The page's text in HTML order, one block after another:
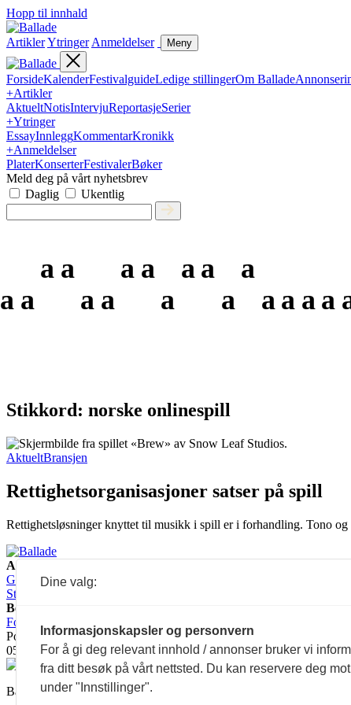
Hopp til innhald
ArtiklerYtringer Anmeldelser Meny
ForsideKalenderFestivalguideLedige stillingerOm Ballade
+Artikler
AktueltNotisIntervjuReportasjeSerier
+Ytringer
EssayInnleggKommentarKronikk
+Anmeldelser
PlaterKonserterFestivalerBøker
Meld deg på vårt nyhetsbrev
Daglig
Ukentlig
a
a a
a a
a
a
a a
a
a
a
a a
Stikkord: norske onlinespill
AktueltBransjen
Rettighetsorganisasjoner satser på spill
Rettighetsløsninger knyttet til musikk i spill er i forhandling. Tono
Ansvarlig redaktør:
Guro Kleveland Annonseansvarlig:
Sture Bjørseth
Besøksadresse:
Fossveien 24, 0551 Oslo
Postboks 2073 Grünerløkka,
0505 Oslo
Ballade mottar tilskudd fra Norsk kulturråd, i tillegg til økonomisk
Dine valg:
Informasjonskapsler og personvern
For å gi deg relevant innhold / annonser bruker vi
fra ditt besøk på vårt nettsted. Du kan reservere deg
under "Innstillinger".